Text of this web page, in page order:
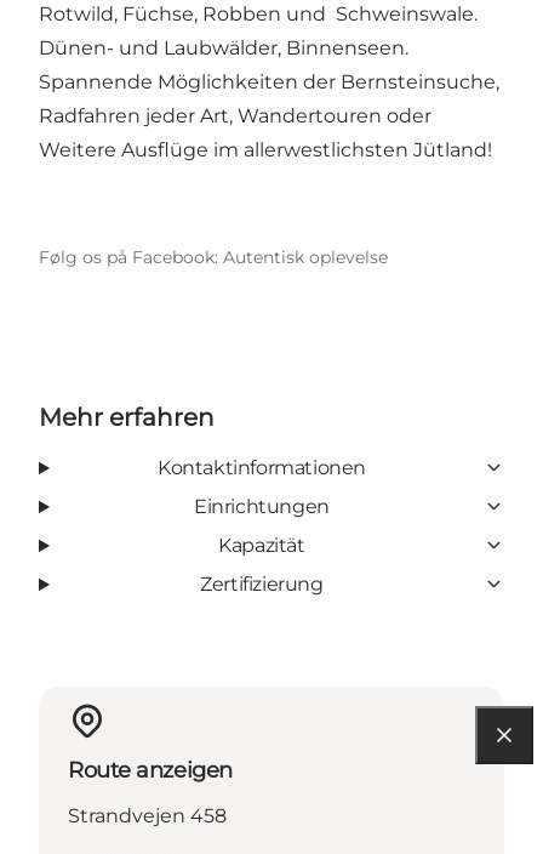
Rotwild, Füchse, Robben und Schweinswale.
Dünen- und Laubwälder, Binnenseen.
Spannende Möglichkeiten der Bernsteinsuche,
Radfahren jeder Art, Wandertouren oder
Weitere Ausflüge im allerwestlichsten Jütland!
Følg os på Facebook: Autentisk oplevelse
Mehr erfahren
Kontaktinformationen
Einrichtungen
Kapazität
Zertifizierung
Route anzeigen
Strandvejen 458